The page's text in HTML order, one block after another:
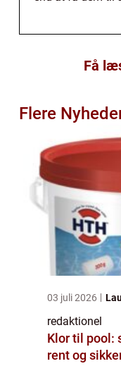
Få
Flere
03 juli 2026
redaktionel
Klor til pool:
rent og